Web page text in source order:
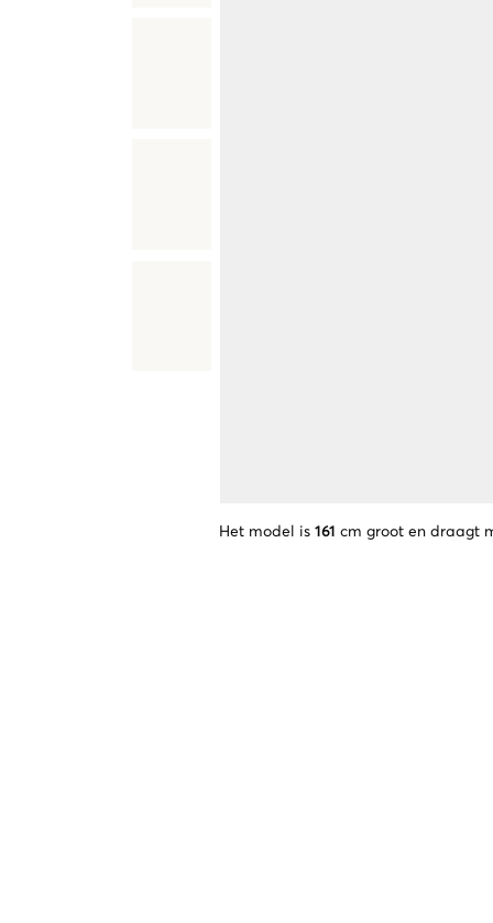
Het model is 161 cm groot en draagt